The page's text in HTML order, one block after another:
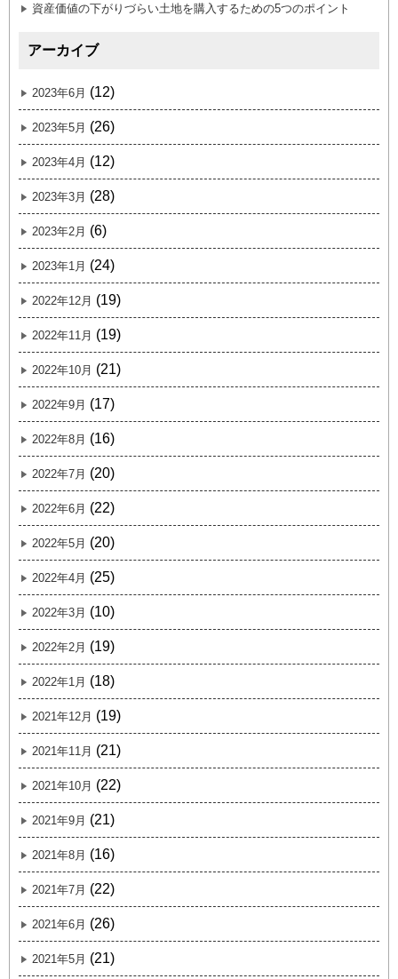
資産価値の下がりづらい土地を購入するための5つのポイント
アーカイブ
2023年6月 (12)
2023年5月 (26)
2023年4月 (12)
2023年3月 (28)
2023年2月 (6)
2023年1月 (24)
2022年12月 (19)
2022年11月 (19)
2022年10月 (21)
2022年9月 (17)
2022年8月 (16)
2022年7月 (20)
2022年6月 (22)
2022年5月 (20)
2022年4月 (25)
2022年3月 (10)
2022年2月 (19)
2022年1月 (18)
2021年12月 (19)
2021年11月 (21)
2021年10月 (22)
2021年9月 (21)
2021年8月 (16)
2021年7月 (22)
2021年6月 (26)
2021年5月 (21)